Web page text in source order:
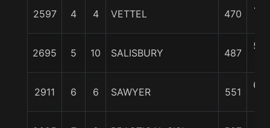
2597 4 4 VETTEL 470
4
2695 5 10 SALISBURY 487
5
2911 6 6 SAWYER 551
6